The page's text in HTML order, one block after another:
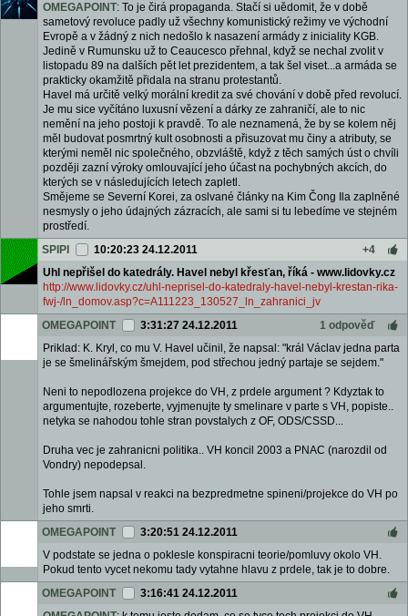
OMEGAPOINT: To je čirá propaganda. Stačí si uědomit, že v době
sametový revoluce padly už všechny komunistický režimy ve východní
Evropě a v žádný z nich nedošlo k nasazení armády z iniciality KGB.
Jedině v Rumunsku už to Ceaucesco přehnal, když se nechal zvolit v
listopadu 89 na dalších pět let prezidentem, a tak šel viset...a armáda se
prakticky okamžitě přidala na stranu protestantů.
Havel má určitě velký morální kredit za své chování v době před revolucí.
Je mu sice vyčítáno luxusní vězení a dárky ze zahraničí, ale to nic
nemění na jeho postoji k pravdě. To ale neznamená, že by se kolem něj
měl budovat posmrtný kult osobnosti a přisuzovat mu činy a atributy, se
kterými neměl nic společného, obzvláště, když z těch samých úst o chvíli
později zazní výroky omlouvající jeho účast na pochybných akcích, do
kterých se v následujících letech zapletl.
Smějeme se Severní Korei, za oslvané články na Kim Čong Ila zaplněné
nesmysly o jeho údajných zázracích, ale sami si tu lebedíme ve stejném
prostředí.
SPIPI
10:20:23 24.12.2011
+4
Uhl nepřišel do katedrály. Havel nebyl křesťan, říká - www.lidovky.cz
http://www.lidovky.cz/uhl-neprisel-do-katedraly-havel-nebyl-krestan-rika-
fwj-/ln_domov.asp?c=A111223_130527_ln_zahranici_jv
OMEGAPOINT
3:31:27 24.12.2011
1 odpověď
Priklad: K. Kryl, co mu V. Havel učinil, že napsal: "král Václav jedna parta
je se šmelinářským šmejdem, pod střechou jedný partaje se sejdem."
Neni to nepodlozena projekce do VH, z prdele argument ? Kdyztak to
argumentujte, rozeberte, vyjmenujte ty smelinare v parte s VH, popiste..
netyka se nahodou tohle stran povstalych z OF, ODS/CSSD...
Druha vec je zahranicni politika.. VH koncil 2003 a PNAC (narozdil od
Vondry) nepodepsal.
Tohle jsem napsal v reakci na bezpredmetne spineni/projekce do VH po
jeho smrti.
OMEGAPOINT
3:20:51 24.12.2011
V podstate se jedna o poklesle konspiracni teorie/pomluvy okolo VH.
Pokud tento vycet nekomu tady vytahne hlavu z prdele, tak je to dobre.
OMEGAPOINT
3:16:41 24.12.2011